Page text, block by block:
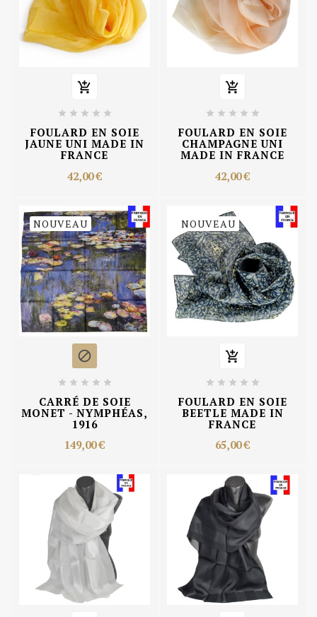

    
FOULARD EN SOIE
JAUNE UNI MADE IN
FRANCE
42,00 €

    
FOULARD EN SOIE
CHAMPAGNE UNI
MADE IN FRANCE
42,00 €
NOUVEAU

    
CARRÉ DE SOIE
MONET - NYMPHÉAS,
1916
149,00 €
NOUVEAU

    
FOULARD EN SOIE
BEETLE MADE IN
FRANCE
65,00 €